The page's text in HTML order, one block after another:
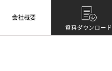
会社概要
資料ダウンロード